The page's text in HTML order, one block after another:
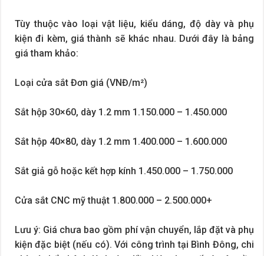
Tùy thuộc vào loại vật liệu, kiểu dáng, độ dày và phụ
kiện đi kèm, giá thành sẽ khác nhau. Dưới đây là bảng
giá tham khảo:
Loại cửa sắt Đơn giá (VNĐ/m²)
Sắt hộp 30×60, dày 1.2 mm 1.150.000 – 1.450.000
Sắt hộp 40×80, dày 1.2 mm 1.400.000 – 1.600.000
Sắt giả gỗ hoặc kết hợp kính 1.450.000 – 1.750.000
Cửa sắt CNC mỹ thuật 1.800.000 – 2.500.000+
Lưu ý: Giá chưa bao gồm phí vận chuyển, lắp đặt và phụ
kiện đặc biệt (nếu có). Với công trình tại Bình Đông, chi